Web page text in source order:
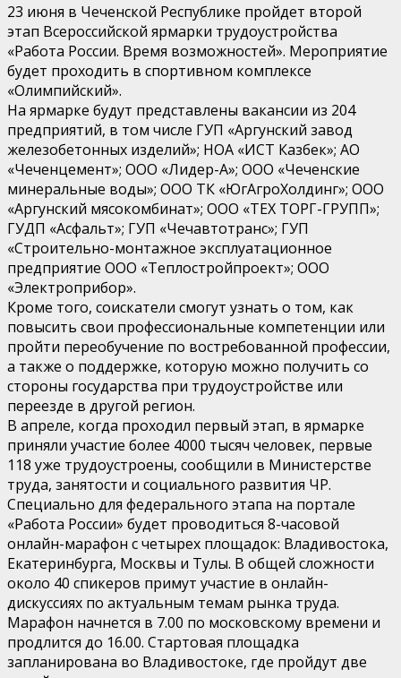
23 июня в Чеченской Республике пройдет второй
этап Всероссийской ярмарки трудоустройства
«Работа России. Время возможностей». Мероприятие
будет проходить в спортивном комплексе
«Олимпийский».
На ярмарке будут представлены вакансии из 204
предприятий, в том числе ГУП «Аргунский завод
железобетонных изделий»; НОА «ИСТ Казбек»; АО
«Чеченцемент»; ООО «Лидер-А»; ООО «Чеченские
минеральные воды»; ООО ТК «ЮгАгроХолдинг»; ООО
«Аргунский мясокомбинат»; ООО «ТЕХ ТОРГ-ГРУПП»;
ГУДП «Асфальт»; ГУП «Чечавтотранс»; ГУП
«Строительно-монтажное эксплуатационное
предприятие ООО «Теплостройпроект»; ООО
«Электроприбор».
Кроме того, соискатели смогут узнать о том, как
повысить свои профессиональные компетенции или
пройти переобучение по востребованной профессии,
а также о поддержке, которую можно получить со
стороны государства при трудоустройстве или
переезде в другой регион.
В апреле, когда проходил первый этап, в ярмарке
приняли участие более 4000 тысяч человек, первые
118 уже трудоустроены, сообщили в Министерстве
труда, занятости и социального развития ЧР.
Специально для федерального этапа на портале
«Работа России» будет проводиться 8-часовой
онлайн-марафон с четырех площадок: Владивостока,
Екатеринбурга, Москвы и Тулы. В общей сложности
около 40 спикеров примут участие в онлайн-
дискуссиях по актуальным темам рынка труда.
Марафон начнется в 7.00 по московскому времени и
продлится до 16.00. Стартовая площадка
запланирована во Владивостоке, где пройдут две